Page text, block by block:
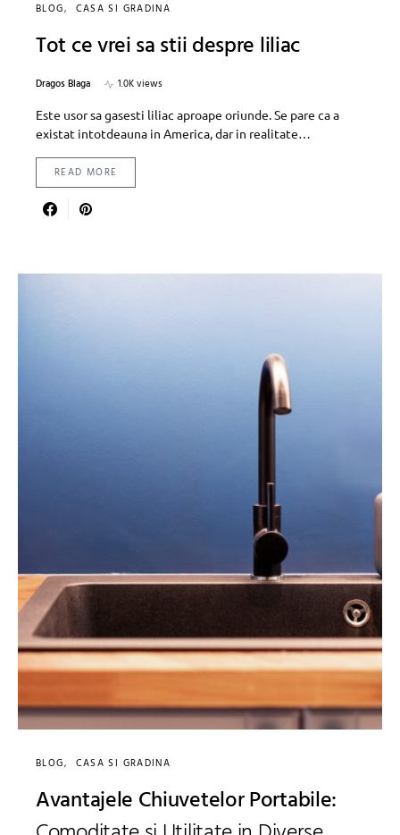
BLOG CASA SI GRADINA
Tot ce vrei sa stii despre liliac
Dragos Blaga
1.0K views
Este usor sa gasesti liliac aproape oriunde. Se pare ca a
existat intotdeauna in America, dar in realitate…
READ MORE
BLOG CASA SI GRADINA
Avantajele Chiuvetelor Portabile: